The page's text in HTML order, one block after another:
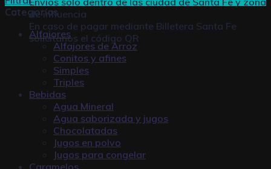
de influencia
En caso de pagar mediante Billetera Santa Fe
solicitanos el código QR
Categorías
Alfajores
Alfajores de Arroz
Conitos y afines
Simples
Triples
Bebidas
Agua Mineral
Agua saborizada y jugos
Chocolatadas
Jugos en polvo
Jugos para congelar
Caramelos